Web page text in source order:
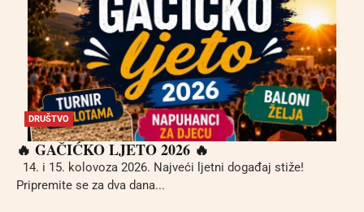
DRUŠTVO
🔥 GAČIĆKO LJETO 2026 🔥
14. i 15. kolovoza 2026. Najveći ljetni događaj stiže!
Pripremite se za dva dana...